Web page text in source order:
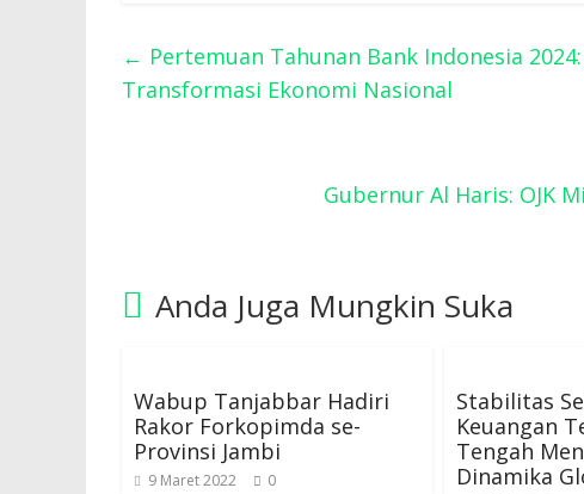
← Pertemuan Tahunan Bank Indonesia
Transformasi Ekonomi Nasional
Gubernur Al Haris: OJK
Anda Juga Mungkin Suka
Wabup Tanjabbar Hadiri
Rakor Forkopimda se-
Provinsi Jambi
9 Maret 2022 0
Stabilitas
Keuangan
Tengah
Dinamika